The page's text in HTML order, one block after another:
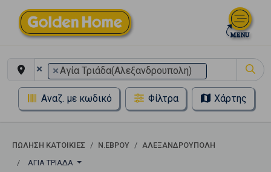
× ×Αγία Τριάδα(Αλεξανδρουπολη)
Αναζ. με κωδικό Φίλτρα Χάρτης
ΠΏΛΗΣΗ ΚΑΤΟΙΚΊΕΣ Ν.ΕΒΡΟΥ
ΑΛΕΞΑΝΔΡΟΥΠΟΛΗ
ΑΓΊΑ ΤΡΙΆΔΑ